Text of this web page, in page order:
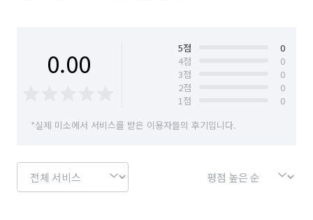
0.00 5점
0
4점
0
3점
0
2점
0
1점
0
*실제 미소에서 서비스를 받은 이용자들의 후기입니다.